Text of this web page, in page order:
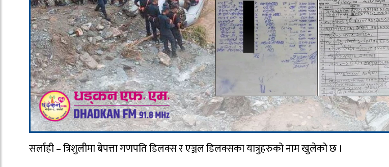
सर्लाही – त्रिशुलीमा बेपत्ता गणपति डिलक्स र एञ्जल डिलक्सका यात्रुहरुको नाम खुलेको छ ।